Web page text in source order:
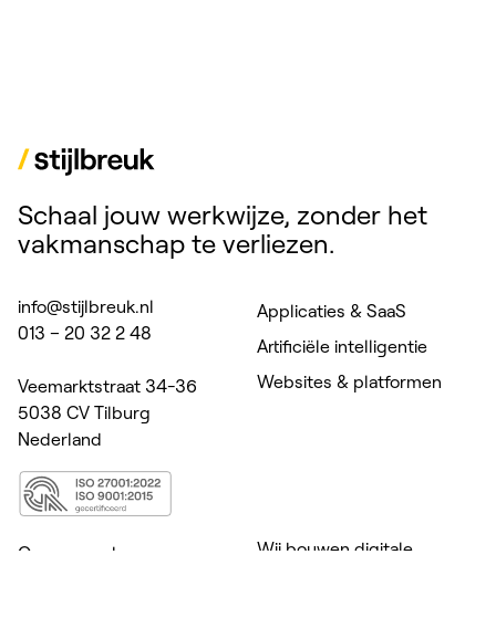
Schaal jouw werkwijze, zonder het
vakmanschap te verliezen.
info@stijlbreuk.nl
013 – 20 32 2 48
Veemarktstraat 34-36
5038 CV Tilburg
Nederland
Applicaties & SaaS
Artificiële intelligentie
Websites & platformen
Onze aanpak
Wij bouwen digitale